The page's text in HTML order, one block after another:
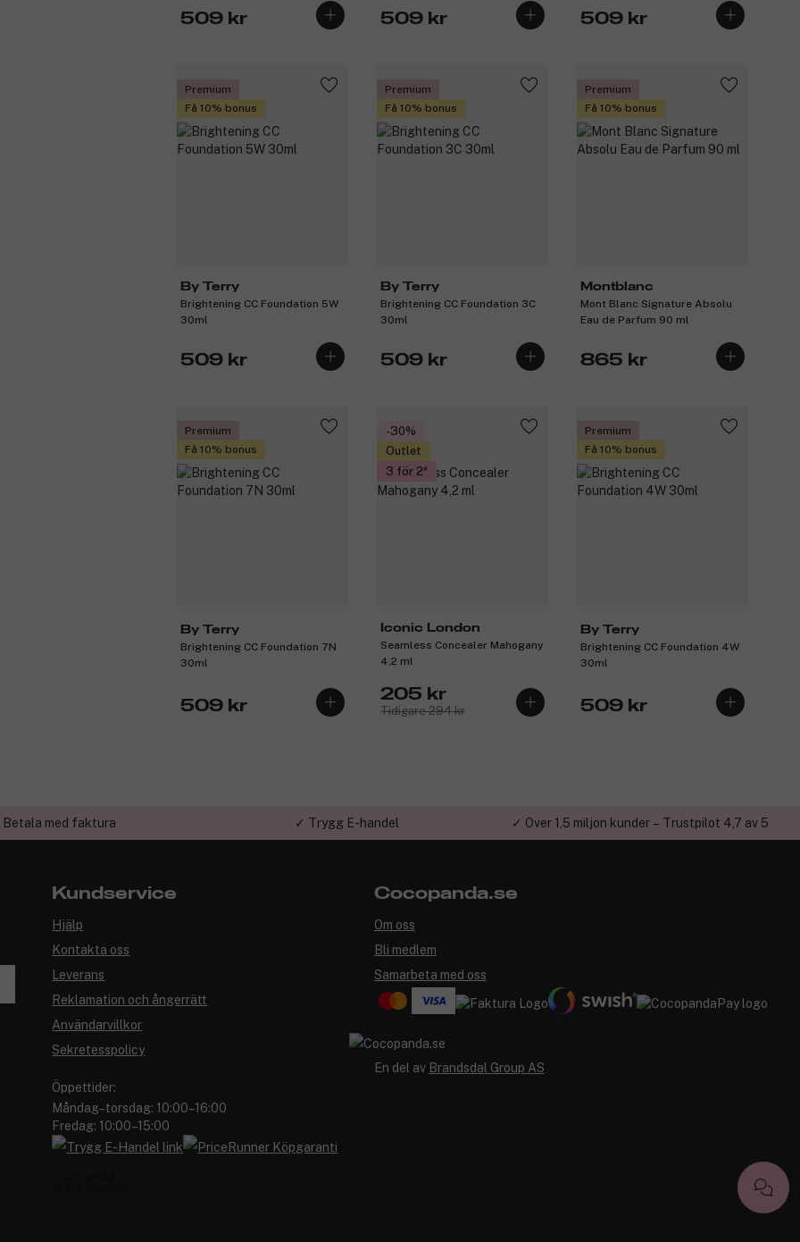
509 kr 509 kr 509 kr
Premium
Få 10% bonus
By Terry
Brightening CC Foundation 5W
30ml
509 kr
Premium
Få 10% bonus
By Terry
Brightening CC Foundation 3C
30ml
509 kr
Premium
Få 10% bonus
Montblanc
Mont Blanc Signature Absolu
Eau de Parfum 90 ml
865 kr
Premium
Få 10% bonus
By Terry
Brightening CC Foundation 7N
30ml
509 kr
-30%
Outlet
3 för 2
Iconic London
Seamless Concealer Mahogany
4,2 ml
205 kr
Tidigare 294 kr
Premium
Få 10% bonus
By Terry
Brightening CC Foundation 4W
30ml
509 kr
Betala med faktura ✓ Trygg E-handel ✓ Över 1,5 miljon kunder – Trustpilot 4,7 av 5
Kundservice
Hjälp
Kontakta oss
Leverans
Reklamation och ångerrätt
Användarvillkor
Sekretesspolicy
Öppettider:
Måndag–torsdag: 10:00–16:00
Fredag: 10:00–15:00
Cocopanda.se
Om oss
Bli medlem
Samarbeta med oss
En del av Brandsdal Group AS